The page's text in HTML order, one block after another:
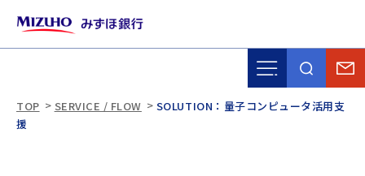
TOP SERVICE / FLOW
SOLUTION：量子コンピュータ活用支
援